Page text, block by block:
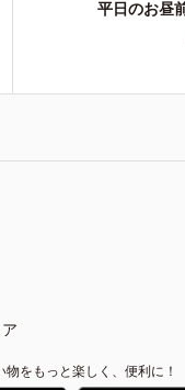
平日のお昼
物をもっと楽しく、便利に！